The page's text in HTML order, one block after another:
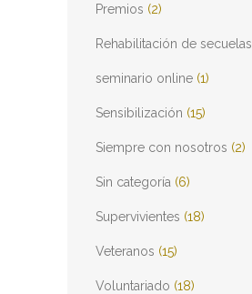
Premios (2)
Rehabilitación de secuelas
seminario online (1)
Sensibilización (15)
Siempre con nosotros (2)
Sin categoría (6)
Supervivientes (18)
Veteranos (15)
Voluntariado (18)